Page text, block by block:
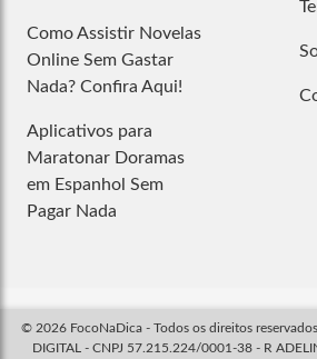
Como Assistir Novelas
Online Sem Gastar
Nada? Confira Aqui!
Aplicativos para
Maratonar Doramas
em Espanhol Sem
Pagar Nada
© 2026 FocoNaDica - Todos os direitos
DIGITAL - CNPJ 57.215.224/0001-38 - R